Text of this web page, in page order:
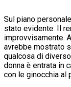
Sul piano
stato evidente. Il
improvvisamente.
avrebbe mostrato
qualcosa di
donna è entrata in
con le ginocchia al